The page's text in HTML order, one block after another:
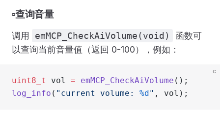
▫️查询音量
调用 emMCP_CheckAiVolume(void)
函数可
以查询当前音量值（返回 0-100），例如：
c
uint8_t vol = emMCP_CheckAiVolume ();
log_info ( "current volume: %d" , vol);